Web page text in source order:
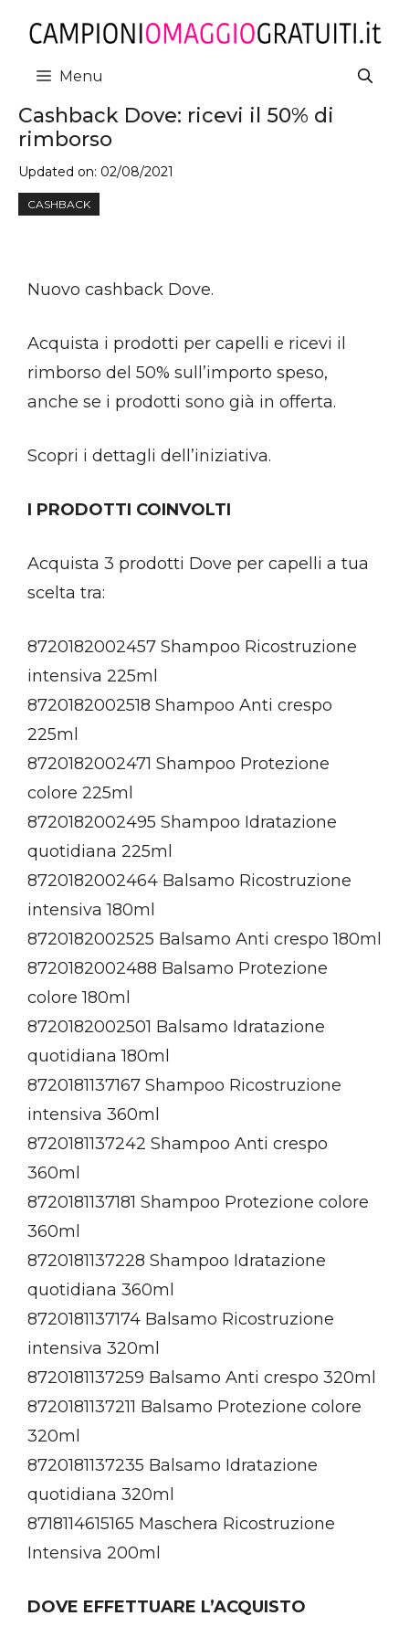
contenuto
Menu
Cashback Dove: ricevi il 50% di
rimborso
Updated on: 02/08/2021
CASHBACK
Nuovo cashback Dove.
Acquista i prodotti per capelli e ricevi il
rimborso del 50% sull’importo speso,
anche se i prodotti sono già in offerta.
Scopri i dettagli dell’iniziativa.
I PRODOTTI COINVOLTI
Acquista 3 prodotti Dove per capelli a tua
scelta tra:
8720182002457 Shampoo Ricostruzione
intensiva 225ml
8720182002518 Shampoo Anti crespo
225ml
8720182002471 Shampoo Protezione
colore 225ml
8720182002495 Shampoo Idratazione
quotidiana 225ml
8720182002464 Balsamo Ricostruzione
intensiva 180ml
8720182002525 Balsamo Anti crespo 180ml
8720182002488 Balsamo Protezione
colore 180ml
8720182002501 Balsamo Idratazione
quotidiana 180ml
8720181137167 Shampoo Ricostruzione
intensiva 360ml
8720181137242 Shampoo Anti crespo
360ml
8720181137181 Shampoo Protezione colore
360ml
8720181137228 Shampoo Idratazione
quotidiana 360ml
8720181137174 Balsamo Ricostruzione
intensiva 320ml
8720181137259 Balsamo Anti crespo 320ml
8720181137211 Balsamo Protezione colore
320ml
8720181137235 Balsamo Idratazione
quotidiana 320ml
8718114615165 Maschera Ricostruzione
Intensiva 200ml
DOVE EFFETTUARE L’ACQUISTO